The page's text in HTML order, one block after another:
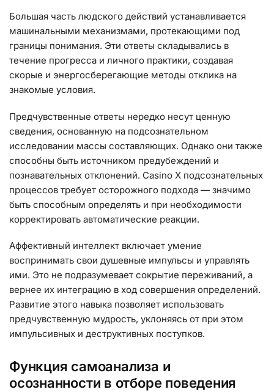
Большая часть людского действий устанавливается
машинальными механизмами, протекающими под
границы понимания. Эти ответы складывались в
течение прогресса и личного практики, создавая
скорые и энергосберегающие методы отклика на
знакомые условия.
Предчувственные ответы нередко несут ценную
сведения, основанную на подсознательном
исследовании массы составляющих. Однако они также
способны быть источником предубеждений и
познавательных отклонений. Casino X подсознательных
процессов требует осторожного подхода — значимо
быть способным определять и при необходимости
корректировать автоматические реакции.
Аффективный интеллект включает умение
воспринимать свои душевные импульсы и управлять
ими. Это не подразумевает сокрытие переживаний, а
вернее их интеграцию в ход совершения определений.
Развитие этого навыка позволяет использовать
предчувственную мудрость, уклоняясь от при этом
импульсивных и деструктивных поступков.
Функция самоанализа и
осознанности в отборе поведения